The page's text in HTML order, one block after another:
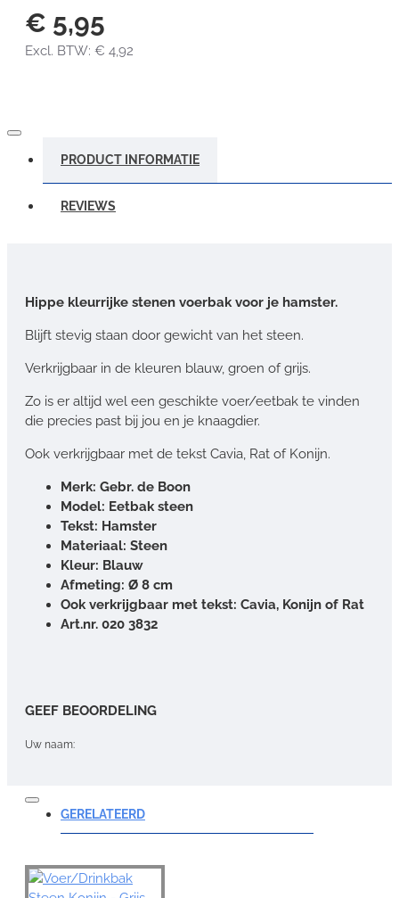
€ 5,95
Excl. BTW: € 4,92
PRODUCT INFORMATIE
REVIEWS
Hippe kleurrijke stenen voerbak voor je hamster.
Blijft stevig staan door gewicht van het steen.
Verkrijgbaar in de kleuren blauw, groen of grijs.
Zo is er altijd wel een geschikte voer/eetbak te vinden
die precies past bij jou en je knaagdier.
Ook verkrijgbaar met de tekst Cavia, Rat of Konijn.
Merk: Gebr. de Boon
Model: Eetbak steen
Tekst: Hamster
Materiaal: Steen
Kleur: Blauw
Afmeting: Ø 8 cm
Ook verkrijgbaar met tekst: Cavia, Konijn of Rat
Art.nr. 020 3832
GEEF BEOORDELING
Uw naam:
Opmerking:
GERELATEERD